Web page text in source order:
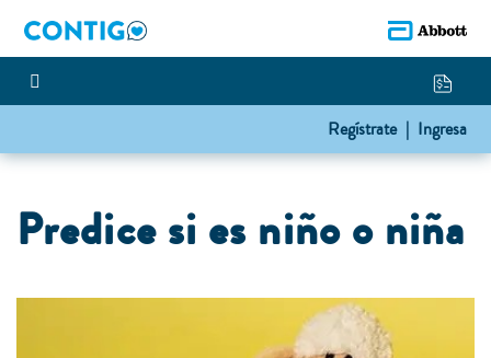
Regístrate | Ingresa
Predice si es niño o niña